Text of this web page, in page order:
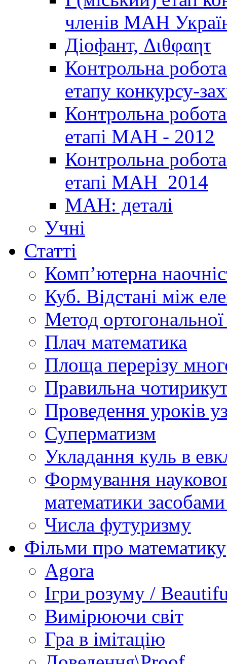
членів МАН
Діофант, Διθφαητ
Контрольна
етапу конкурсу-
Контрольна
етапі МАН - 2012
Контрольна
етапі МАН_2014
МАН: деталі
Учні
Статті
Комп’ютерна
Куб. Відстані між
Метод ортогональної
Плач математика
Площа перерізу
Правильна
Проведення уроків
Суперматизм
Укладання куль в
Формування
математики
Числа футуризму
Фільми про математику
Agora
Ігри розуму /
Вимірюючи світ
Гра в імітацію